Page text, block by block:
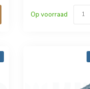
Op voorraad